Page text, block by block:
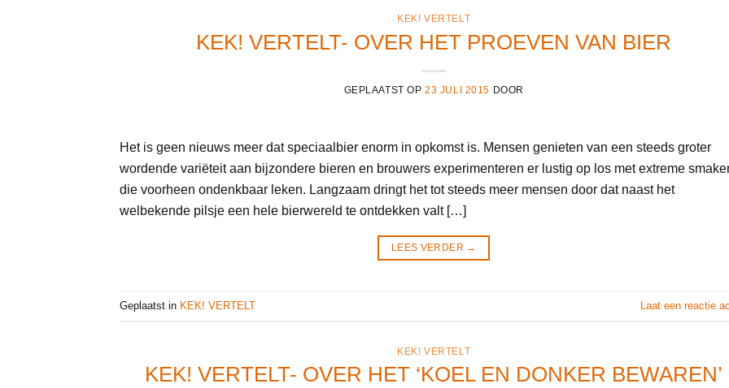
KEK! VERTELT
KEK! VERTELT- OVER HET PROEVEN VAN BIER
GEPLAATST OP23 JULI 2015 DOOR
Het is geen nieuws meer dat speciaalbier enorm in opkomst is. Mensen genieten van een steeds groter
wordende variëteit aan bijzondere bieren en brouwers experimenteren er lustig op los met extreme
die voorheen ondenkbaar leken. Langzaam dringt het tot steeds meer mensen door dat naast het
welbekende pilsje een hele bierwereld te ontdekken valt […]
LEES VERDER →
Geplaatst in KEK! VERTELT Laat een reactie
KEK! VERTELT
KEK! VERTELT- OVER HET ‘KOEL EN DONKER BEWAREN’